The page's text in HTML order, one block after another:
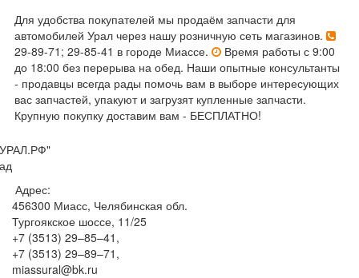
Для удобства покупателей мы продаём запчасти для
автомобилей Урал через нашу розничную сеть магазинов.
29-89-71; 29-85-41 в городе Миассе.
Время работы с 9:00
до 18:00 без перерыва на обед. Наши опытные консультанты
- продавцы всегда рады помочь вам в выборе интересующих
вас запчастей, упакуют и загрузят купленные запчасти.
Крупную покупку доставим вам - БЕСПЛАТНО!
Адрес:
456300 Миасс, Челябинская обл.
Тургоякское шоссе, 11/25
+7 (3513) 29–85–41 ,
+7 (3513) 29–89–71 ,
miassural@bk.ru